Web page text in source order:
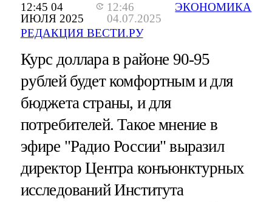
12:45 04
ИЮЛЯ 2025
12:46
04.07.2025
РЕДАКЦИЯ ВЕСТИ.РУ
ЭКОНОМИКА
Курс доллара в районе 90-95
рублей будет комфортным и для
бюджета страны, и для
потребителей. Такое мнение в
эфире "Радио России" выразил
директор Центра конъюнктурных
исследований Института